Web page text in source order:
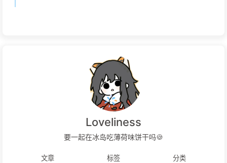
Loveliness
要一起在冰岛吃薄荷味饼干吗🍪
文章 标签 分类